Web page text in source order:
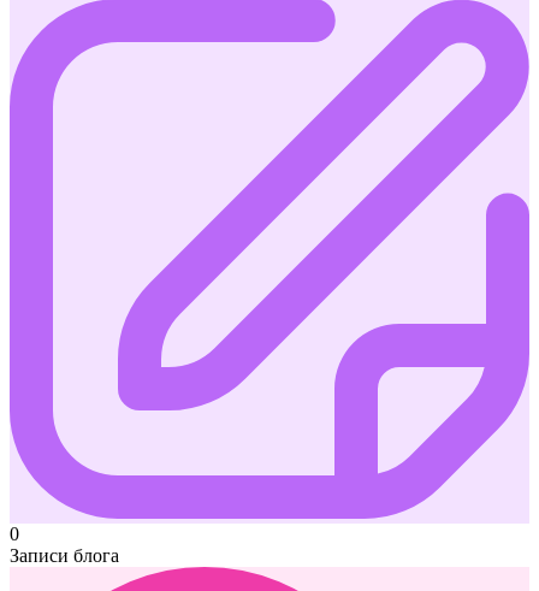
0
Записи блога